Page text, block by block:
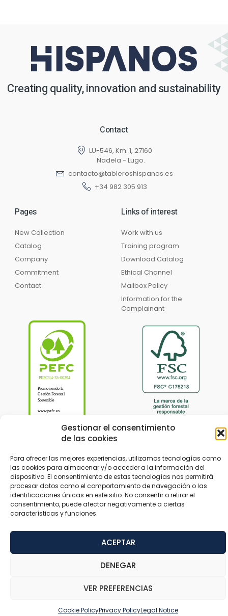
Gestionar el consentimiento
de las cookies
Para ofrecer las mejores experiencias, utilizamos tecnologías como
las cookies para almacenar y/o acceder a la información del
dispositivo. El consentimiento de estas tecnologías nos permitirá
procesar datos como el comportamiento de navegación o las
identificaciones únicas en este sitio. No consentir o retirar el
consentimiento, puede afectar negativamente a ciertas
características y funciones.
ACEPTAR
DENEGAR
VER PREFERENCIAS
Cookie PolicyPrivacy PolicyLegal Notice
Creating quality, innovation and sustainability
Contact
LU-546, Km. 1, 27160
Nadela - Lugo.
contacto@tableroshispanos.es
+34 982 305 913
Pages
New Collection
Catalog
Company
Commitment
Contact
Links of interest
Work with us
Training program
Download Catalog
Ethical Channel
Mailbox Policy
Information for the
Complainant
© 2024 Tableros Hispanos designed byTrustynet
Legal Notice Privacy Policy Accessibility